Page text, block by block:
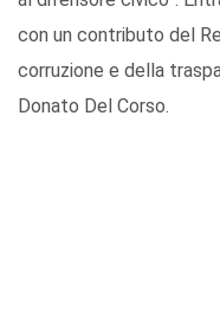
con un contributo del
corruzione e della
Donato Del Corso.